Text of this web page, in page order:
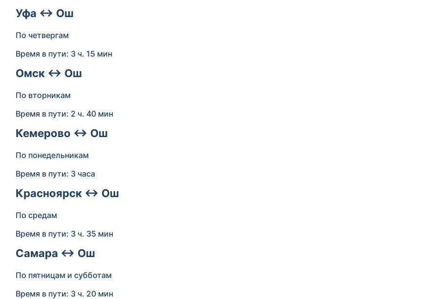
Уфа ↔ Ош
По четвергам
Время в пути: 3 ч. 15 мин
Омск ↔ Ош
По вторникам
Время в пути: 2 ч. 40 мин
Кемерово ↔ Ош
По понедельникам
Время в пути: 3 часа
Красноярск ↔ Ош
По средам
Время в пути: 3 ч. 35 мин
Самара ↔ Ош
По пятницам и субботам
Время в пути: 3 ч. 20 мин